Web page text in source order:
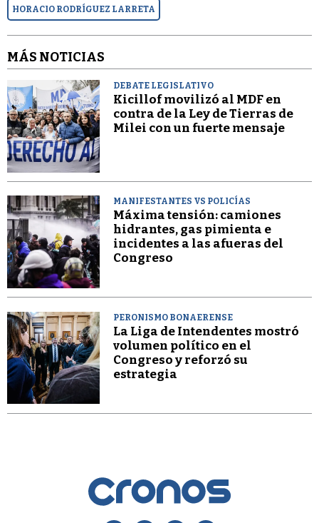
HORACIO RODRÍGUEZ LARRETA
MÁS NOTICIAS
DEBATE LEGISLATIVO
Kicillof movilizó al MDF en
contra de la Ley de Tierras de
Milei con un fuerte mensaje
MANIFESTANTES VS POLICÍAS
Máxima tensión: camiones
hidrantes, gas pimienta e
incidentes a las afueras del
Congreso
PERONISMO BONAERENSE
La Liga de Intendentes mostró
volumen político en el
Congreso y reforzó su
estrategia